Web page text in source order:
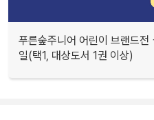
푸른숲주니어 어린이 브랜드
일(택1, 대상도서 1권 이상)